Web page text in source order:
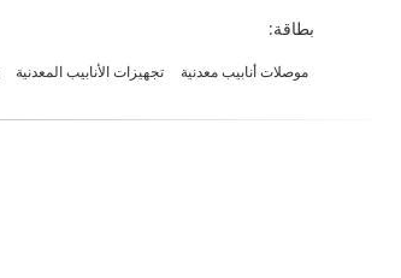
بطاقة:
موصلات أنابيب معدنية تجهيزات الأنابيب المعدنية